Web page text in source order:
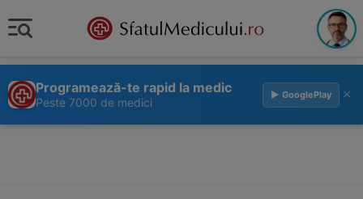
Programează-te rapid la medic
Peste 7000 de medici
▶ GooglePlay ×